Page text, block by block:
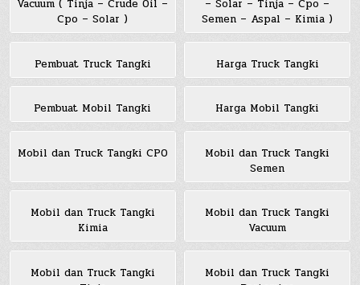
Vacuum ( Tinja – Crude Oil –
Cpo – Solar )
– Solar – Tinja – Cpo –
Semen – Aspal – Kimia )
Pembuat Truck Tangki Harga Truck Tangki
Pembuat Mobil Tangki Harga Mobil Tangki
Mobil dan Truck Tangki CPO
Mobil dan Truck Tangki
Semen
Mobil dan Truck Tangki
Kimia
Mobil dan Truck Tangki
Vacuum
Mobil dan Truck Tangki
Mobil dan Truck Tangki